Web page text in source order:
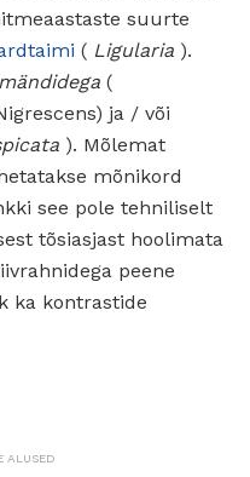
suurte
( Ligularia ).
mändidega (
ja / või
). Mõlemat
mõnikord
see pole tehniliselt
tõsiasjast hoolimata
peene
ka kontrastide
ALUSED